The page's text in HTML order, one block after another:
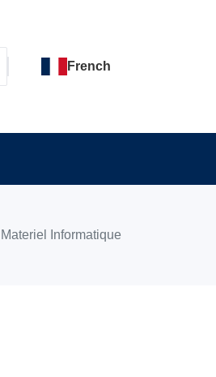
French
Materiel Informatique